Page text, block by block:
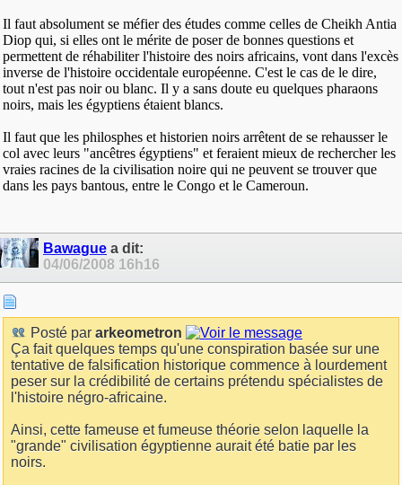
Il faut absolument se méfier des études comme celles de Cheikh Antia
Diop qui, si elles ont le mérite de poser de bonnes questions et
permettent de réhabiliter l'histoire des noirs africains, vont dans l'excès
inverse de l'histoire occidentale européenne. C'est le cas de le dire,
tout n'est pas noir ou blanc. Il y a sans doute eu quelques pharaons
noirs, mais les égyptiens étaient blancs.
Il faut que les philosphes et historien noirs arrêtent de se rehausser le
col avec leurs "ancêtres égyptiens" et feraient mieux de rechercher les
vraies racines de la civilisation noire qui ne peuvent se trouver que
dans les pays bantous, entre le Congo et le Cameroun.
Bawague a dit:
04/06/2008 16h16
Posté par arkeometron
Ça fait quelques temps qu'une conspiration basée sur une
tentative de falsification historique commence à lourdement
peser sur la crédibilité de certains prétendu spécialistes de
l'histoire négro-africaine.
Ainsi, cette fameuse et fumeuse théorie selon laquelle la
"grande" civilisation égyptienne aurait été batie par les
noirs.